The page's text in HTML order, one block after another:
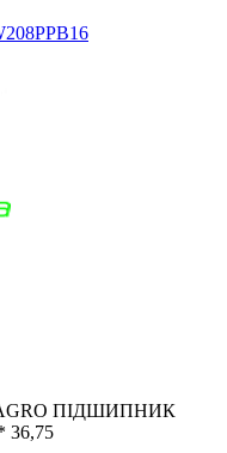
AGRO ПІДШИПНИК
36,75